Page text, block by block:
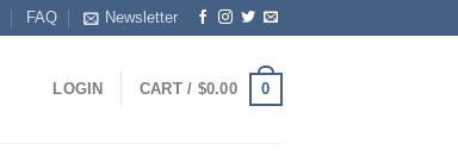
FAQ Newsletter
LOGIN CART / $0.00 0